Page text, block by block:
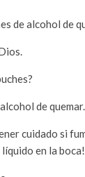
de alcohol de
de quemar.
cuidado si
en la boca!